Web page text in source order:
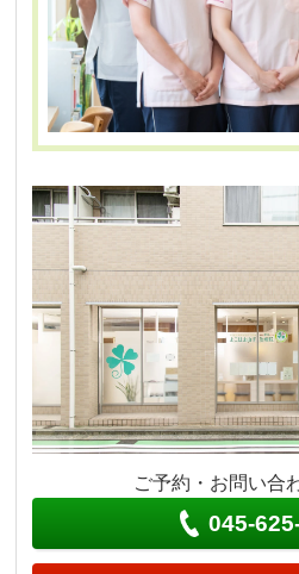
ご予約・お問い合
045-